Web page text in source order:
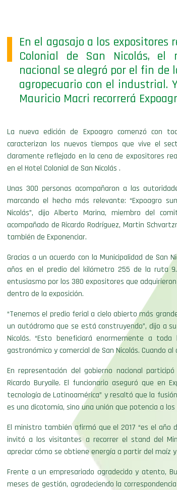
En el agasajo a los expositores
Colonial de San Nicolás, el
nacional se alegró por el fin
agropecuario con el industrial.
Mauricio Macri recorrerá
La nueva edición de Expoagro comenzó con
caracterizan los nuevos tiempos que vive el
claramente reflejado en la cena de expositores
en el Hotel Colonial de San Nicolás .
Unas 300 personas acompañaron a las
marcando el hecho más relevante: “Expoagro
Nicolás”, dijo Alberto Marina, miembro del
acompañado de Ricardo Rodríguez, Martin
también de Exponenciar.
Gracias a un acuerdo con la Municipalidad de San
años en el predio del kilómetro 255 de la ruta
entusiasmo por los 380 expositores que
dentro de la exposición.
“Tenemos el predio ferial a cielo abierto más
un autódromo que se está construyendo”, dijo a
Nicolás. “Esto beneficiará enormemente a
gastronómico y comercial de San Nicolás. Cuando
En representación del gobierno nacional
Ricardo Buryaile. El funcionario aseguró que en
tecnología de Latinoamérica” y resaltó que la
es una dicotomía, sino una unión que potencia a los
El ministro también afirmó que el 2017 “es el año
invitó a los visitantes a recorrer el stand del
apreciar cómo se obtiene energía a partir del maíz
Frente a un empresariado agradecido y atento,
meses de gestión, agradeciendo la